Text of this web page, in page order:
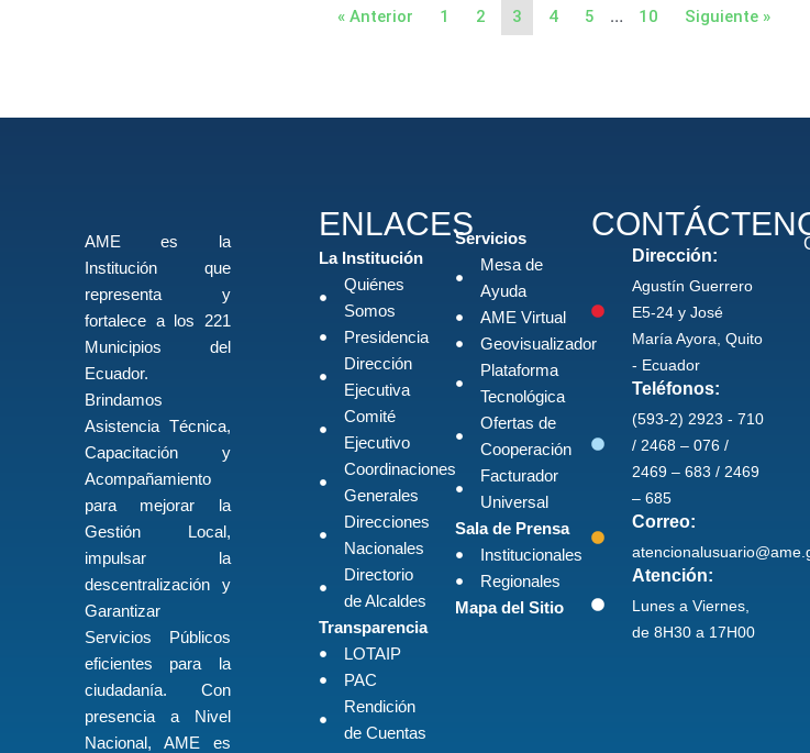
« Anterior 1 2 3 4 5 … 10 Siguiente »
AME es la
Institución que
representa y
fortalece a los 221
Municipios del
Ecuador.
Brindamos
Asistencia Técnica,
Capacitación y
Acompañamiento
para mejorar la
Gestión Local,
impulsar la
descentralización y
Garantizar
Servicios Públicos
eficientes para la
ciudadanía. Con
presencia a Nivel
Nacional, AME es
ENLACES
La Institución
Quiénes
Somos
Presidencia
Dirección
Ejecutiva
Comité
Ejecutivo
Coordinaciones
Generales
Direcciones
Nacionales
Directorio
de Alcaldes
Transparencia
LOTAIP
PAC
Rendición
de Cuentas
Servicios
Mesa de
Ayuda
AME Virtual
Geovisualizador
Plataforma
Tecnológica
Ofertas de
Cooperación
Facturador
Universal
Sala de Prensa
Institucionales
Regionales
Mapa del Sitio
Dirección:
Agustín Guerrero
E5-24 y José
María Ayora, Quito
- Ecuador
Teléfonos:
(593-2) 2923 - 710
/ 2468 – 076 /
2469 – 683 / 2469
– 685
Correo:
Atención:
Lunes a Viernes,
de 8H30 a 17H00